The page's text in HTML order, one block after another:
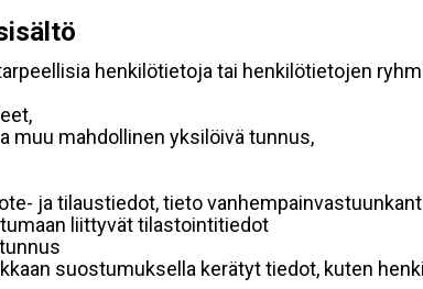
henkilötietoja tai henkilötietojen
muu mahdollinen yksilöivä tunnus,
ja tilaustiedot, tieto
liittyvät tilastointitiedot
suostumuksella kerätyt tiedot, kuten